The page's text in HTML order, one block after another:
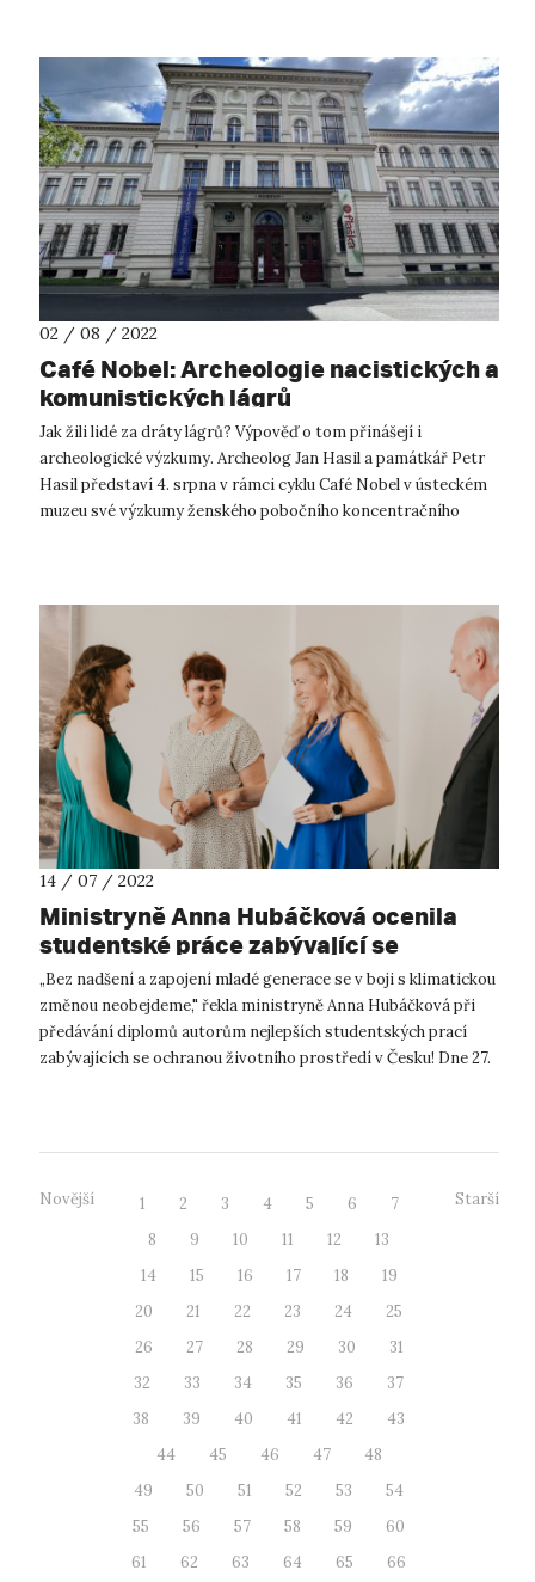
02 / 08 / 2022
Café Nobel: Archeologie nacistických a
komunistických lágrů
Jak žili lidé za dráty lágrů? Výpověď o tom přinášejí i
archeologické výzkumy. Archeolog Jan Hasil a památkář Petr
Hasil představí 4. srpna v rámci cyklu Café Nobel v ústeckém
muzeu své výzkumy ženského pobočního koncentračního
14 / 07 / 2022
Ministryně Anna Hubáčková ocenila
studentské práce zabývající se
ochranou životního prostředí
„Bez nadšení a zapojení mladé generace se v boji s klimatickou
změnou neobejdeme," řekla ministryně Anna Hubáčková při
předávání diplomů autorům nejlepších studentských prací
zabývajících se ochranou životního prostředí v Česku! Dne 27.
Novější 1 2 3 4 5 6
7
8
9 10 11 12
13
14
15 16 17 18
19
20
21 22 23 24
25
26
27 28 29 30
31
32
33 34 35 36
37
38
39 40 41 42
43
44
45 46 47
48
49
50 51 52 53
54
55
56 57 58 59
60
61
62 63 64 65
66
Starší